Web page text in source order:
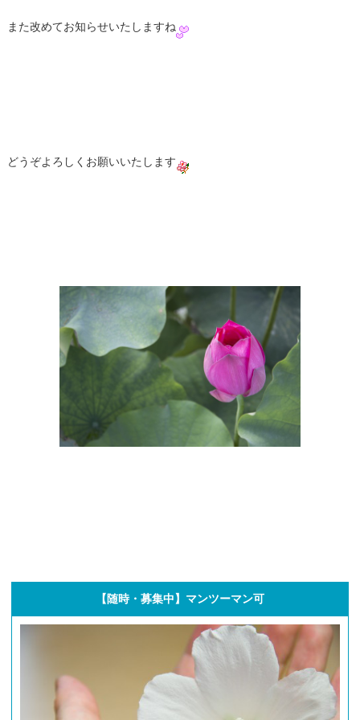
また改めてお知らせいたしますね
どうぞよろしくお願いいたします
【随時・募集中】マンツーマン可